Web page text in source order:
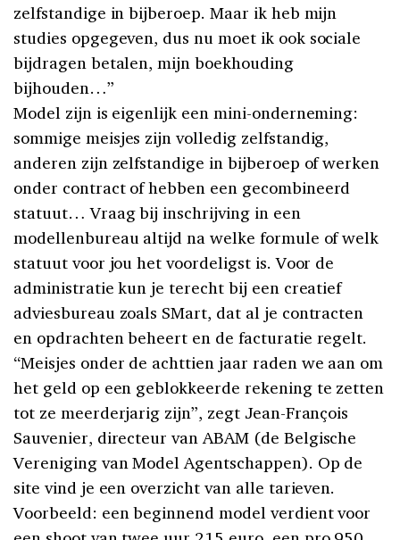
zelfstandige in bijberoep. Maar ik heb mijn
studies opgegeven, dus nu moet ik ook sociale
bijdragen betalen, mijn boekhouding
bijhouden…”
Model zijn is eigenlijk een mini-onderneming:
sommige meisjes zijn volledig zelfstandig,
anderen zijn zelfstandige in bijberoep of werken
onder contract of hebben een gecombineerd
statuut… Vraag bij inschrijving in een
modellenbureau altijd na welke formule of welk
statuut voor jou het voordeligst is. Voor de
administratie kun je terecht bij een creatief
adviesbureau zoals SMart, dat al je contracten
en opdrachten beheert en de facturatie regelt.
“Meisjes onder de achttien jaar raden we aan om
het geld op een geblokkeerde rekening te zetten
tot ze meerderjarig zijn”, zegt Jean-François
Sauvenier, directeur van ABAM (de Belgische
Vereniging van Model Agentschappen). Op de
site vind je een overzicht van alle tarieven.
Voorbeeld: een beginnend model verdient voor